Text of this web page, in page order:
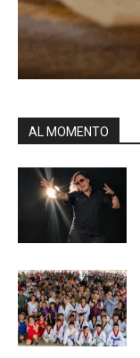
AL MOMENTO